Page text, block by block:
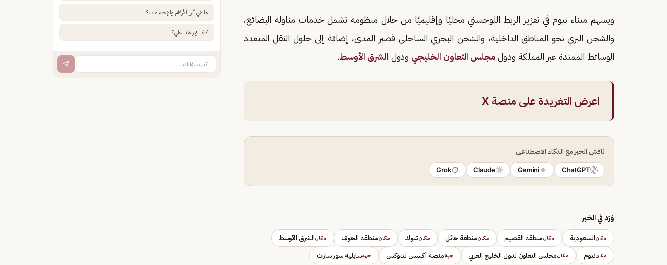
ويسهم ميناء نيوم في تعزيز الربط اللوجستي محليًا وإقليميًا من خلال منظومة تشمل خدمات مناولة البضائع،
والشحن البري نحو المناطق الداخلية، والشحن البحري الساحلي قصير المدى، إضافة إلى حلول النقل المتعدد
الوسائط الممتدة عبر المملكة ودول مجلس التعاون الخليجي ودول الشرق الأوسط.
اعرض التغريدة على منصة X
ناقش الخبر مع الذكاء الاصطناعي
ChatGPT
Gemini
Claude
Grok
وَرَد في الخبر
مكانالسعودية مكانمنطقة القصيم مكانمنطقة حائل مكانتبوك مكانمنطقة الجوف مكانالشرق الأوسط
مكاننيوم مكانمجلس التعاون لدول الخليج العربي جهةمنصة أكسس لينوكس جهةسابليه سور سارت
ما هي أبرز الأرقام والإحصاءات؟
كيف يؤثر هذا علي؟